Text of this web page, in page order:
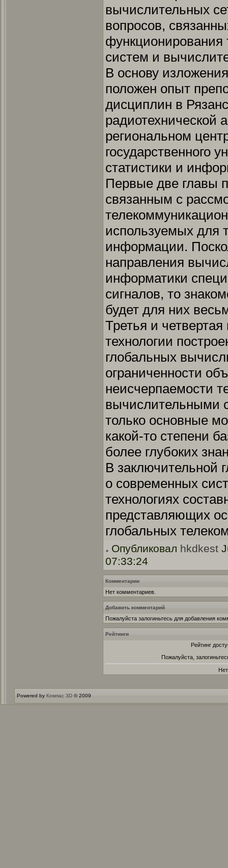
вычислительных
вопросов,
систем и
В основу
положен опыт
дисциплин в
радиотехнической
региональном
государственного
статистики и
Первые две главы
связанным с
используемых для
информации.
направления
информатики
сигналов, то
будет для них
Третья и
технологии
глобальных
ограниченности
неисчерпаемости
вычислительными
только основные
какой-то степени
более глубоких
В заключительной
о современных
технологиях
представляющих
глобальных
Опубликовал hkdkest
07:33:24
Комментарии
Нет комментариев.
Добавить комментарий
Пожалуйста залогиньтесь для добавления
Рейтинги
Рейтинг
Пожалуйста,
Powered by Компас 3D © 2009